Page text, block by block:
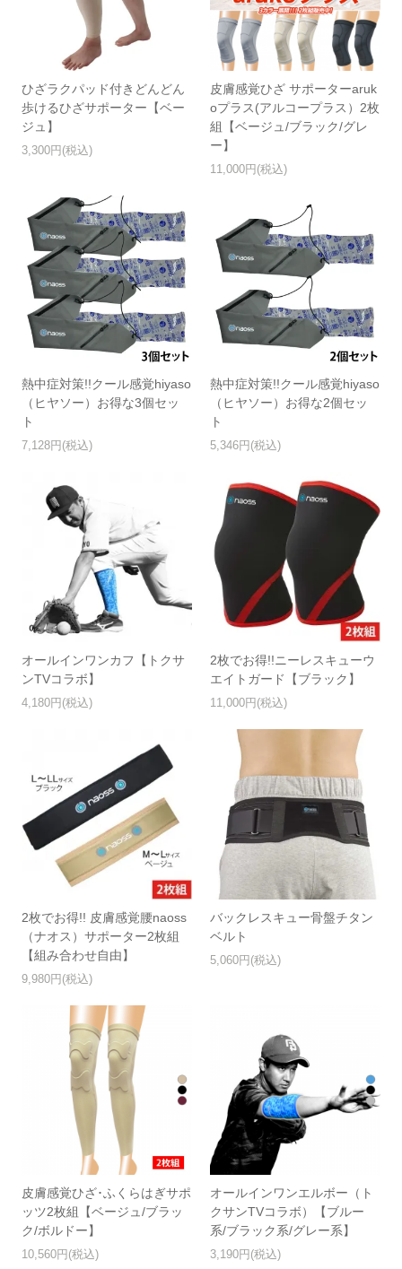
ひざラクパッド付きどんどん
歩けるひざサポーター【ベー
ジュ】
3,300円(税込)
皮膚感覚ひざ サポーターaruk
oプラス(アルコープラス）2枚
組【ベージュ/ブラック/グレ
ー】
11,000円(税込)
熱中症対策!!クール感覚hiyaso
（ヒヤソー）お得な3個セッ
ト
7,128円(税込)
熱中症対策!!クール感覚hiyaso
（ヒヤソー）お得な2個セッ
ト
5,346円(税込)
オールインワンカフ【トクサ
ンTVコラボ】
4,180円(税込)
2枚でお得!!ニーレスキューウ
エイトガード【ブラック】
11,000円(税込)
2枚でお得!! 皮膚感覚腰naoss
（ナオス）サポーター2枚組
【組み合わせ自由】
9,980円(税込)
バックレスキュー骨盤チタン
ベルト
5,060円(税込)
皮膚感覚ひざ･ふくらはぎサポ
ッツ2枚組【ベージュ/ブラッ
ク/ボルドー】
10,560円(税込)
オールインワンエルボー（ト
クサンTVコラボ）【ブルー
系/ブラック系/グレー系】
3,190円(税込)